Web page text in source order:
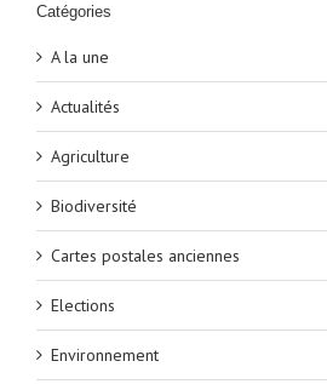
Catégories
A la une
Actualités
Agriculture
Biodiversité
Cartes postales anciennes
Elections
Environnement